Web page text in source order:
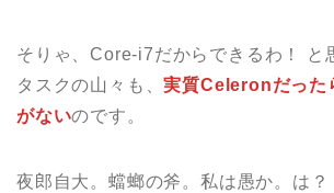
そりゃ、Core-i7だからできるわ！ と
タスクの山々も、実質Celeronだった
がないのです。
夜郎自大。蟷螂の斧。私は愚か。は